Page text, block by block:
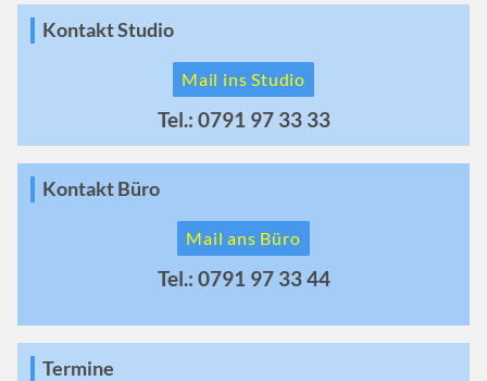
Kontakt Studio
Mail ins Studio
Tel.: 0791 97 33 33
Kontakt Büro
Mail ans Büro
Tel.: 0791 97 33 44
Termine